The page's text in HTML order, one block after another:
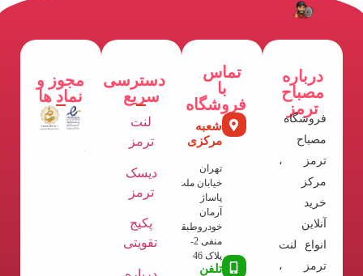
درباره
مصباح
ترمز
فروشگاه
مصباح
ترمز ،
مرکز
خرید
آنلاین
انواع لنت
ترمز ،
تماس
با
فروشگاه
شعبه
مرکزی
تهران
خیابان ملت
پاساژ
آرمان
خودروطبقه
منفی 2-
پلاک 46
تلفن
دسترسی
سریع
لنت
ترمز
دیسک
ترمز
پکیج
تقویتی
مجوز و
نماد ها